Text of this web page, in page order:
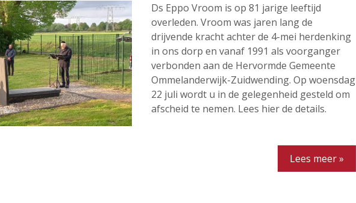
Ds Eppo Vroom is op 81 jarige leeftijd
overleden. Vroom was jaren lang de
drijvende kracht achter de 4-mei herdenking
in ons dorp en vanaf 1991 als voorganger
verbonden aan de Hervormde Gemeente
Ommelanderwijk-Zuidwending. Op woensdag
22 juli wordt u in de gelegenheid gesteld om
afscheid te nemen. Lees hier de details.
Lees meer »